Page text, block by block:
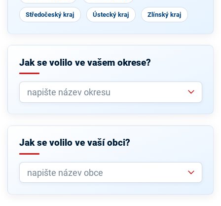
Středočeský kraj Ústecký kraj Zlínský kraj
Jak se volilo ve vašem okrese?
Jak se volilo ve vaší obci?